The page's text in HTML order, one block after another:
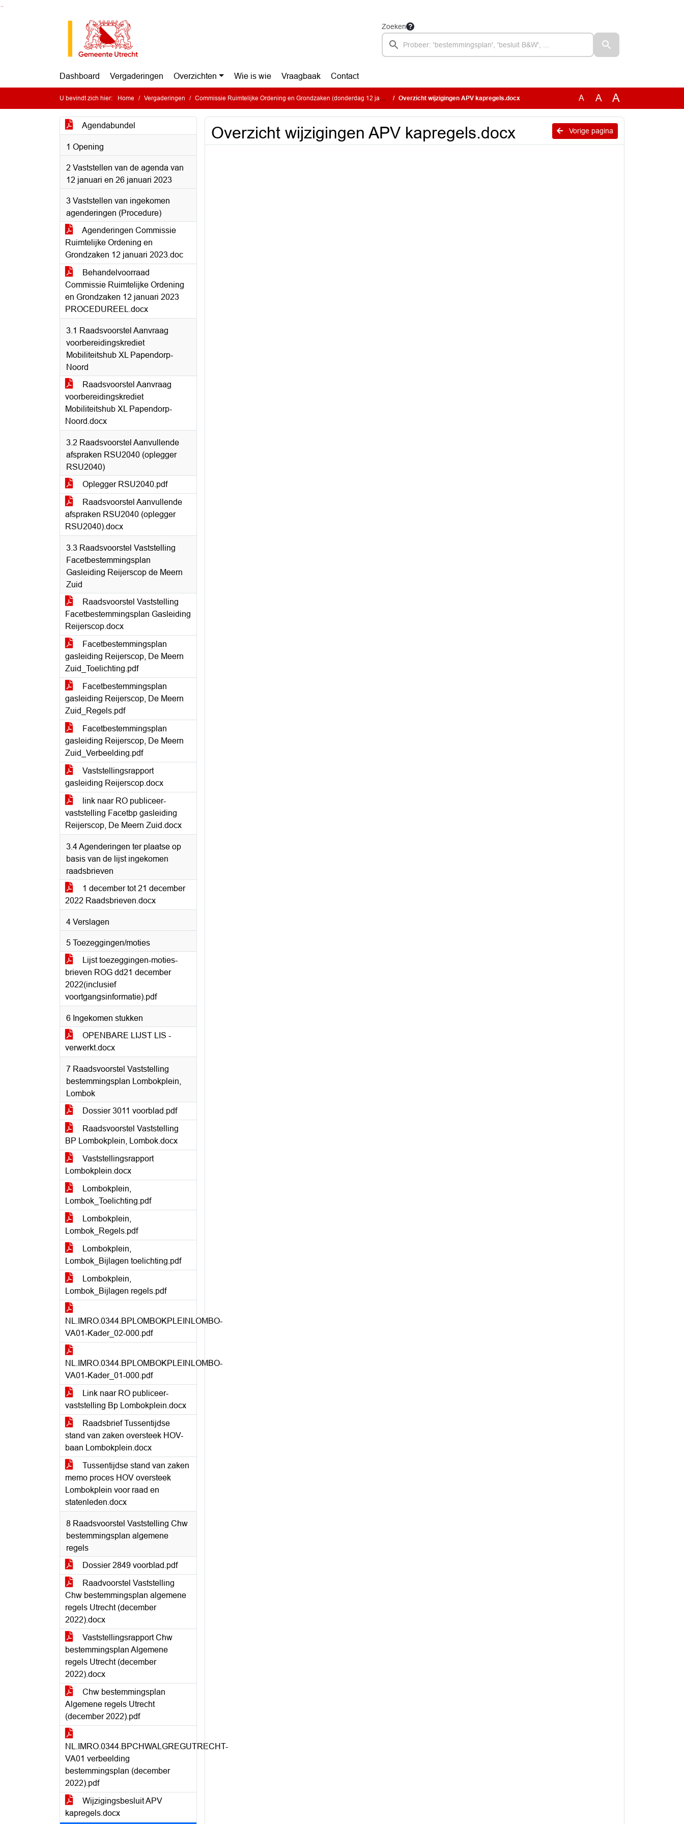
Zoeken
Dashboard Vergaderingen Overzichten Wie is wie Vraagbaak Contact
U bevindt zich hier: Home Vergaderingen Commissie Ruimtelijke Ordening en Grondzaken (donderdag 12 januari 2023) Overzicht wijzigingen APV kapregels.docx A A A
Agendabundel
1 Opening
2 Vaststellen van de agenda van
12 januari en 26 januari 2023
3 Vaststellen van ingekomen
agenderingen (Procedure)
Agenderingen Commissie
Ruimtelijke Ordening en
Grondzaken 12 januari 2023.doc
Behandelvoorraad
Commissie Ruimtelijke Ordening
en Grondzaken 12 januari 2023
PROCEDUREEL.docx
3.1 Raadsvoorstel Aanvraag
voorbereidingskrediet
Mobiliteitshub XL Papendorp-
Noord
Raadsvoorstel Aanvraag
voorbereidingskrediet
Mobiliteitshub XL Papendorp-
Noord.docx
3.2 Raadsvoorstel Aanvullende
afspraken RSU2040 (oplegger
RSU2040)
Oplegger RSU2040.pdf
Raadsvoorstel Aanvullende
afspraken RSU2040 (oplegger
RSU2040).docx
3.3 Raadsvoorstel Vaststelling
Facetbestemmingsplan
Gasleiding Reijerscop de Meern
Zuid
Raadsvoorstel Vaststelling
Facetbestemmingsplan Gasleiding
Reijerscop.docx
Facetbestemmingsplan
gasleiding Reijerscop, De Meern
Zuid_Toelichting.pdf
Facetbestemmingsplan
gasleiding Reijerscop, De Meern
Zuid_Regels.pdf
Facetbestemmingsplan
gasleiding Reijerscop, De Meern
Zuid_Verbeelding.pdf
Vaststellingsrapport
gasleiding Reijerscop.docx
link naar RO publiceer-
vaststelling Facetbp gasleiding
Reijerscop, De Meern Zuid.docx
3.4 Agenderingen ter plaatse op
basis van de lijst ingekomen
raadsbrieven
1 december tot 21 december
2022 Raadsbrieven.docx
4 Verslagen
5 Toezeggingen/moties
Lijst toezeggingen-moties-
brieven ROG dd21 december
2022(inclusief
voortgangsinformatie).pdf
6 Ingekomen stukken
OPENBARE LIJST LIS -
verwerkt.docx
7 Raadsvoorstel Vaststelling
bestemmingsplan Lombokplein,
Lombok
Dossier 3011 voorblad.pdf
Raadsvoorstel Vaststelling
BP Lombokplein, Lombok.docx
Vaststellingsrapport
Lombokplein.docx
Lombokplein,
Lombok_Toelichting.pdf
Lombokplein,
Lombok_Regels.pdf
Lombokplein,
Lombok_Bijlagen toelichting.pdf
Lombokplein,
Lombok_Bijlagen regels.pdf
NL.IMRO.0344.BPLOMBOKPLEINLOMBO-
VA01-Kader_02-000.pdf
NL.IMRO.0344.BPLOMBOKPLEINLOMBO-
VA01-Kader_01-000.pdf
Link naar RO publiceer-
vaststelling Bp Lombokplein.docx
Raadsbrief Tussentijdse
stand van zaken oversteek HOV-
baan Lombokplein.docx
Tussentijdse stand van zaken
memo proces HOV oversteek
Lombokplein voor raad en
statenleden.docx
8 Raadsvoorstel Vaststelling Chw
bestemmingsplan algemene
regels
Dossier 2849 voorblad.pdf
Raadvoorstel Vaststelling
Chw bestemmingsplan algemene
regels Utrecht (december
2022).docx
Vaststellingsrapport Chw
bestemmingsplan Algemene
regels Utrecht (december
2022).docx
Chw bestemmingsplan
Algemene regels Utrecht
(december 2022).pdf
NL.IMRO.0344.BPCHWALGREGUTRECHT-
VA01 verbeelding
bestemmingsplan (december
2022).pdf
Wijzigingsbesluit APV
kapregels.docx
Vorige pagina
Overzicht wijzigingen APV kapregels.docx